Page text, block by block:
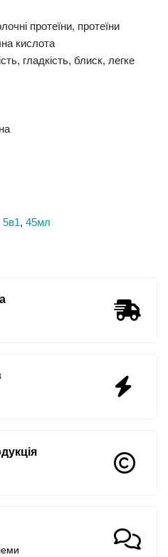
протеїни, протеїни
кислота
гладкість, блиск, легке
5в1, 45мл